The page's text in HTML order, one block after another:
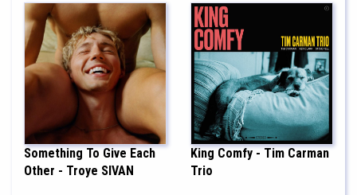
Something To Give Each
Other - Troye SIVAN
King Comfy - Tim Carman
Trio